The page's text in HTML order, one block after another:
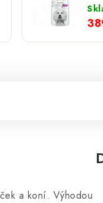
ml
a koní. Výhodou